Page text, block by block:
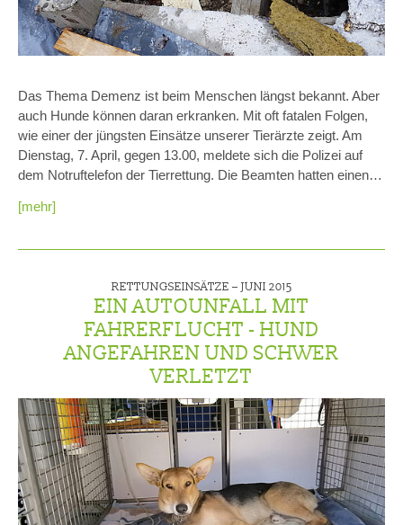
Das Thema Demenz ist beim Menschen längst bekannt. Aber
auch Hunde können daran erkranken. Mit oft fatalen Folgen,
wie einer der jüngsten Einsätze unserer Tierärzte zeigt. Am
Dienstag, 7. April, gegen 13.00, meldete sich die Polizei auf
dem Notruftelefon der Tierrettung. Die Beamten hatten einen…
[mehr]
RETTUNGSEINSÄTZE – JUNI 2015
EIN AUTOUNFALL MIT
FAHRERFLUCHT - HUND
ANGEFAHREN UND SCHWER
VERLETZT